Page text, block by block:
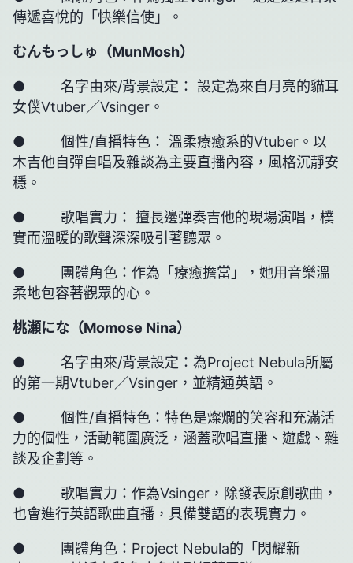
傳遞喜悅的「快樂信使」。
むんもっしゅ（MunMosh）
● 名字由來/背景設定： 設定為來自月亮的貓耳
女僕Vtuber／Vsinger。
● 個性/直播特色： 溫柔療癒系的Vtuber。以
木吉他自彈自唱及雜談為主要直播內容，風格沉靜安
穩。
● 歌唱實力： 擅長邊彈奏吉他的現場演唱，樸
實而溫暖的歌聲深深吸引著聽眾。
● 團體角色：作為「療癒擔當」，她用音樂溫
柔地包容著觀眾的心。
桃瀬にな（Momose Nina）
● 名字由來/背景設定：為Project Nebula所屬
的第一期Vtuber／Vsinger，並精通英語。
● 個性/直播特色：特色是燦爛的笑容和充滿活
力的個性，活動範圍廣泛，涵蓋歌唱直播、遊戲、雜
談及企劃等。
● 歌唱實力：作為Vsinger，除發表原創歌曲，
也會進行英語歌曲直播，具備雙語的表現實力。
● 團體角色：Project Nebula的「閃耀新